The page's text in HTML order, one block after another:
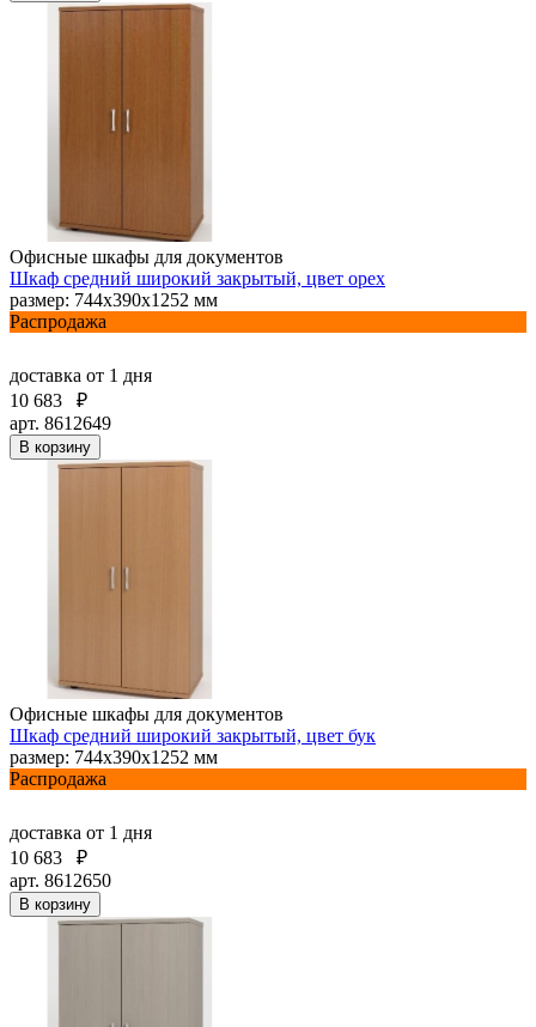
Офисные шкафы для документов
Шкаф средний широкий закрытый, цвет орех
размер: 744х390х1252 мм
Распродажа
доставка от 1 дня
10 683
₽
арт. 8612649
В корзину
Офисные шкафы для документов
Шкаф средний широкий закрытый, цвет бук
размер: 744х390х1252 мм
Распродажа
доставка от 1 дня
10 683
₽
арт. 8612650
В корзину